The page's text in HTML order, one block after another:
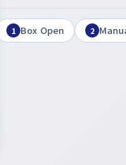
1 Box Open 2